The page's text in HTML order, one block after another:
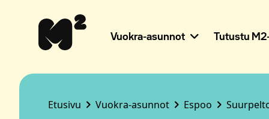
sisältöön
sivuston
käyttöön
näkövammaisille
Vuokra-asunnot Tutustu
Etusivu Vuokra-asunnot Espoo